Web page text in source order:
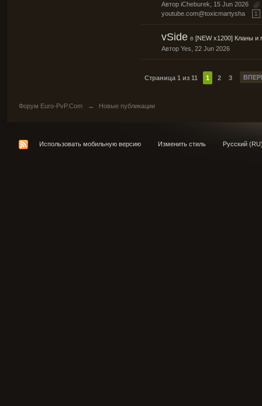
Автор iCheburek , 15 Jun 2026
youtube.com@toxicmartysha
1
vSide в [NEW x1200] Кланы и
Автор Yes , 22 Jun 2026
Страница 1 из 11 1 2 3
Форум Euro-PvP.Com → Новые публикации
Использовать мобильную версию Изменить стиль Русский